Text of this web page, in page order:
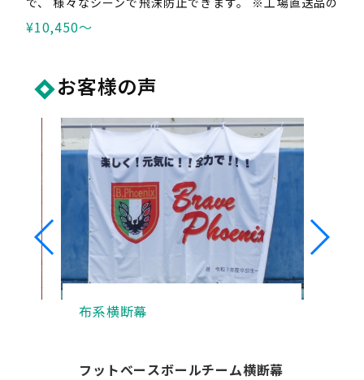
為、代引き不可。
¥10,450〜
お客様の声
布系横断幕
フットベースボールチーム横断幕